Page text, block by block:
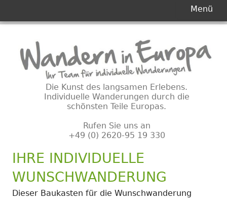
Inhalt
Die Kunst des langsamen Erlebens.
Individuelle Wanderungen durch die
schönsten Teile Europas.
Rufen Sie uns an
+49 (0) 2620-95 19 330
Menü
IHRE INDIVIDUELLE
WUNSCHWANDERUNG
Dieser Baukasten für die Wunschwanderung